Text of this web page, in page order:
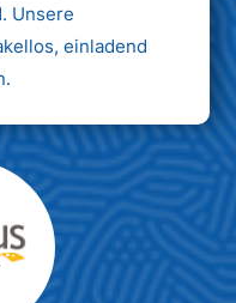
Unsere
einladend